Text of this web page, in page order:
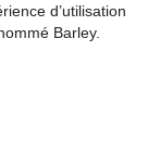
d’utilisation
Barley.